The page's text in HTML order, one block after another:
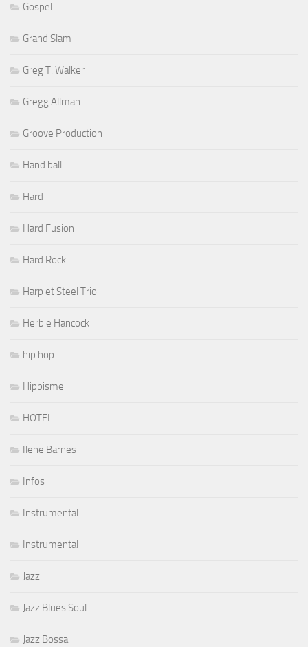
Gospel
Grand Slam
Greg T. Walker
Gregg Allman
Groove Production
Hand ball
Hard
Hard Fusion
Hard Rock
Harp et Steel Trio
Herbie Hancock
hip hop
Hippisme
HOTEL
Ilene Barnes
Infos
Instrumental
Instrumental
Jazz
Jazz Blues Soul
Jazz Bossa